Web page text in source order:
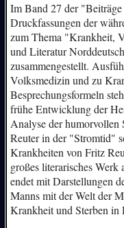
Im Band 27 der
Druckfassungen der
zum Thema "Krankheit,
und Literatur
zusammengestellt.
Volksmedizin und zu
Besprechungsformeln
frühe Entwicklung der
Analyse der humorvollen
Reuter in der "Stromtid"
Krankheiten von Fritz
großes literarisches Werk
endet mit Darstellungen
Manns mit der Welt der
Krankheit und Sterben